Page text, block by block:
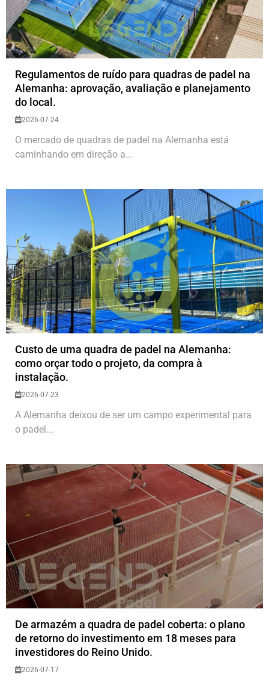
Regulamentos de ruído para quadras de padel na
Alemanha: aprovação, avaliação e planejamento
do local.
2026-07-24
O mercado de quadras de padel na Alemanha está
caminhando em direção a...
Custo de uma quadra de padel na Alemanha:
como orçar todo o projeto, da compra à
instalação.
2026-07-23
A Alemanha deixou de ser um campo experimental para
o padel...
De armazém a quadra de padel coberta: o plano
de retorno do investimento em 18 meses para
investidores do Reino Unido.
2026-07-17